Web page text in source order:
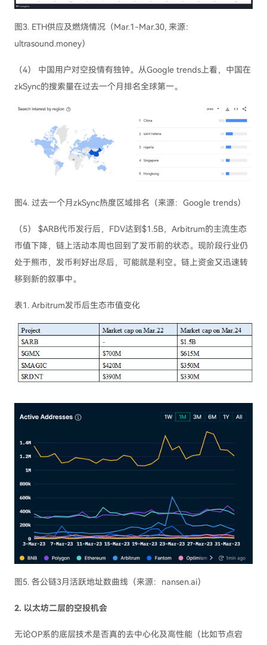
图3. ETH供应及燃烧情况（Mar.1-Mar.30, 来源：
ultrasound.money）
（4） 中国用户对空投情有独钟。从Google trends上看，中国在
zkSync的搜索量在过去一个月排名全球第一。
图4. 过去一个月zkSync热度区域排名（来源：Google trends）
（5） $ARB代币发行后，FDV达到$1.5B，Arbitrum的主流生态
市值下降，链上活动本周也回到了发币前的状态。现阶段行业仍
处于熊市，发币利好出尽后，可能就是利空。链上资金又迅速转
移到新的叙事中。
表1. Arbitrum发币后生态市值变化
图5. 各公链3月活跃地址数曲线（来源：nansen.ai）
2. 以太坊二层的空投机会
无论OP系的底层技术是否真的去中心化及高性能（比如节点宕